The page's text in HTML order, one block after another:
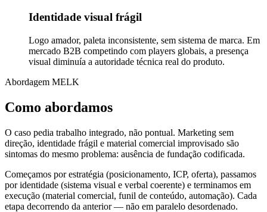
Identidade visual frágil
Logo amador, paleta inconsistente, sem sistema de marca. Em
mercado B2B competindo com players globais, a presença
visual diminuía a autoridade técnica real do produto.
Abordagem MELK
Como abordamos
O caso pedia trabalho integrado, não pontual. Marketing sem
direção, identidade frágil e material comercial improvisado são
sintomas do mesmo problema: ausência de fundação codificada.
Começamos por estratégia (posicionamento, ICP, oferta), passamos
por identidade (sistema visual e verbal coerente) e terminamos em
execução (material comercial, funil de conteúdo, automação). Cada
etapa decorrendo da anterior — não em paralelo desordenado.